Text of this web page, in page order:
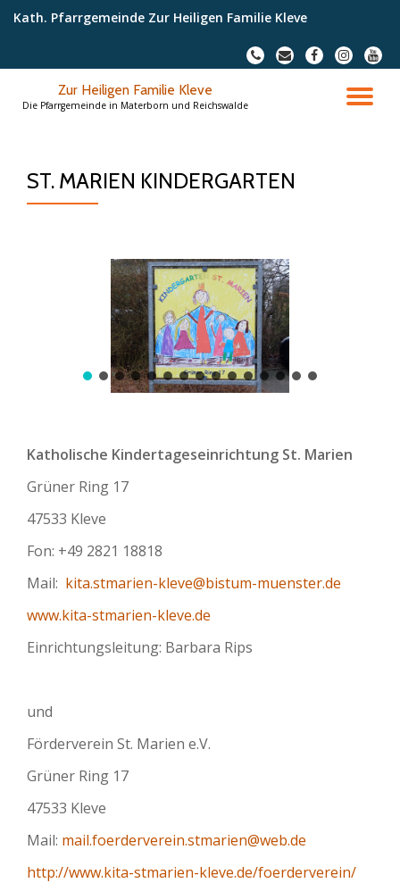
Kath. Pfarrgemeinde Zur Heiligen Familie Kleve
fa-
phone
fa-
envelope
fa-
facebook
fa-
instagram
fa-
Zur Heiligen Familie Kleve
Die Pfarrgemeinde in Materborn und Reichswalde
ST. MARIEN KINDERGARTEN
Katholische Kindertageseinrichtung St. Marien
Grüner Ring 17
47533 Kleve
Fon: +49 2821 18818
Mail: kita.stmarien-kleve@bistum-muenster.de
www.kita-stmarien-kleve.de
Einrichtungsleitung: Barbara Rips
und
Förderverein St. Marien e.V.
Grüner Ring 17
47533 Kleve
Mail: mail.foerderverein.stmarien@web.de
http://www.kita-stmarien-kleve.de/foerderverein/